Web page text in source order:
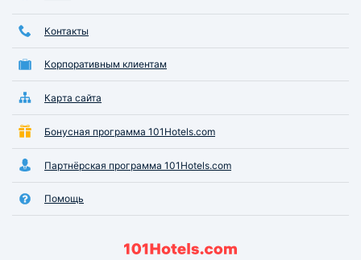
Контакты
Корпоративным клиентам
Карта сайта
Бонусная программа 101Hotels.com
Партнёрская программа 101Hotels.com
Помощь